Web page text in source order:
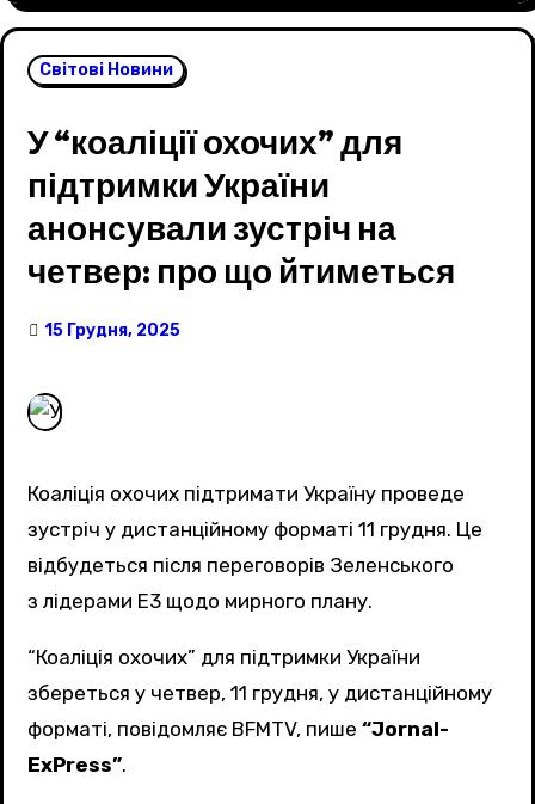
Світові Новини
У “коаліції охочих” для
підтримки України
анонсували зустріч на
четвер: про що йтиметься
15 Грудня, 2025
Коаліція охочих підтримати Україну проведе
зустріч у дистанційному форматі 11 грудня. Це
відбудеться після переговорів Зеленського
з лідерами E3 щодо мирного плану.
“Коаліція охочих” для підтримки України
збереться у четвер, 11 грудня, у дистанційному
форматі, повідомляє BFMTV, пише “Jornal-
ExPress”.